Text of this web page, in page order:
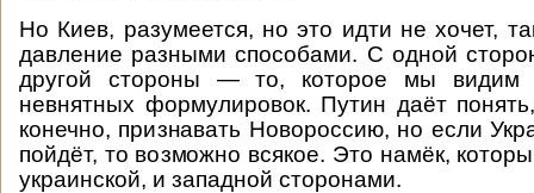
Но Киев, разумеется, но это идти не хочет,
давление разными способами. С одной
другой стороны — то, которое мы видим
невнятных формулировок. Путин даёт
конечно, признавать Новороссию, но если
пойдёт, то возможно всякое. Это намёк,
украинской, и западной сторонами.